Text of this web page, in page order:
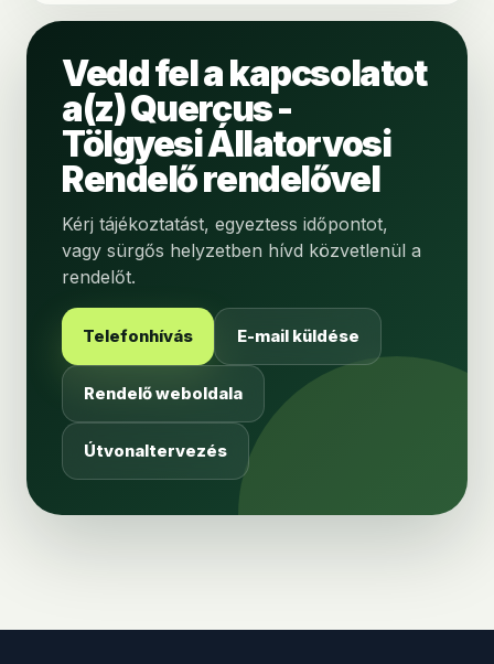
Vedd fel a kapcsolatot
a(z) Quercus -
Tölgyesi Állatorvosi
Rendelő rendelővel
Kérj tájékoztatást, egyeztess időpontot,
vagy sürgős helyzetben hívd közvetlenül a
rendelőt.
Telefonhívás E-mail küldése
Rendelő weboldala
Útvonaltervezés